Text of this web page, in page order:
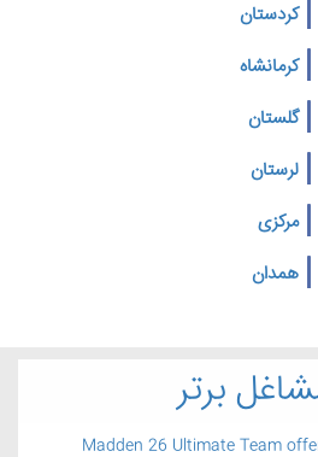
کردستان
کرمانشاه
گلستان
لرستان
مرکزی
همدان
برتر
Madden 26 Ultimate Team